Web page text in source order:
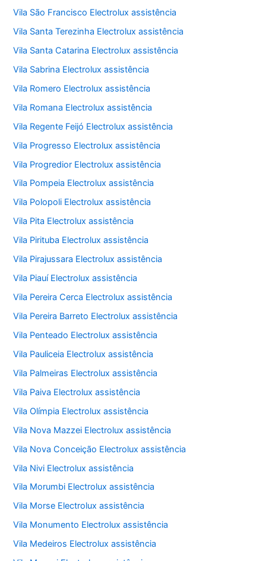
Vila São Francisco Electrolux assistência
Vila Santa Terezinha Electrolux assistência
Vila Santa Catarina Electrolux assistência
Vila Sabrina Electrolux assistência
Vila Romero Electrolux assistência
Vila Romana Electrolux assistência
Vila Regente Feijó Electrolux assistência
Vila Progresso Electrolux assistência
Vila Progredior Electrolux assistência
Vila Pompeia Electrolux assistência
Vila Polopoli Electrolux assistência
Vila Pita Electrolux assistência
Vila Pirituba Electrolux assistência
Vila Pirajussara Electrolux assistência
Vila Piauí Electrolux assistência
Vila Pereira Cerca Electrolux assistência
Vila Pereira Barreto Electrolux assistência
Vila Penteado Electrolux assistência
Vila Pauliceia Electrolux assistência
Vila Palmeiras Electrolux assistência
Vila Paiva Electrolux assistência
Vila Olímpia Electrolux assistência
Vila Nova Mazzei Electrolux assistência
Vila Nova Conceição Electrolux assistência
Vila Nivi Electrolux assistência
Vila Morumbi Electrolux assistência
Vila Morse Electrolux assistência
Vila Monumento Electrolux assistência
Vila Medeiros Electrolux assistência